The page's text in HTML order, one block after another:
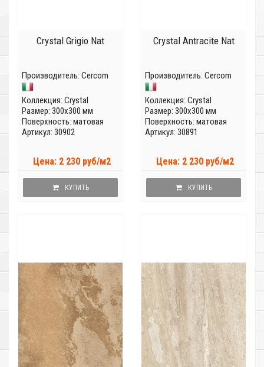
Crystal Grigio Nat
Производитель: Cercom
Коллекция: Crystal
Размер: 300x300 мм
Поверхность: матовая
Артикул: 30902
Цена: 2 230 руб/м2
КУПИТЬ
Crystal Antracite Nat
Производитель: Cercom
Коллекция: Crystal
Размер: 300x300 мм
Поверхность: матовая
Артикул: 30891
Цена: 2 230 руб/м2
КУПИТЬ